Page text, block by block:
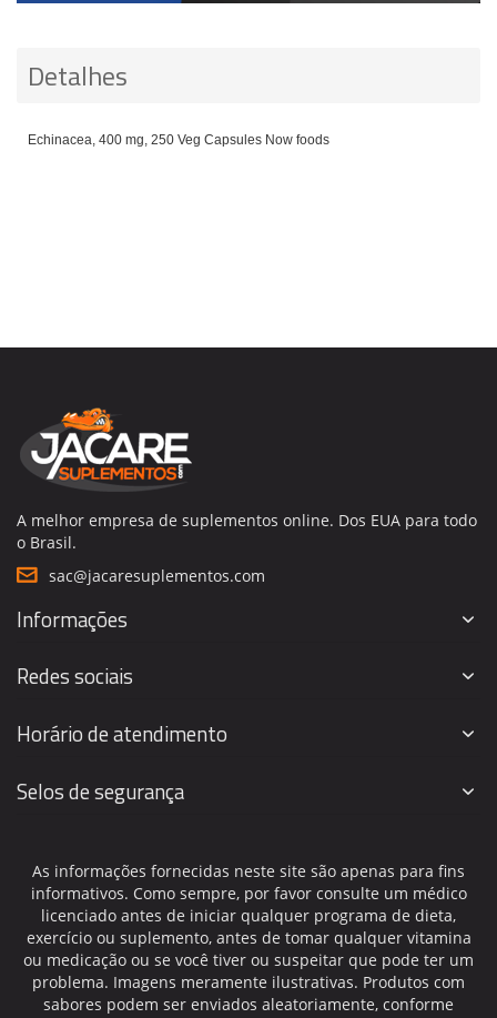
Detalhes
Echinacea, 400 mg, 250 Veg Capsules Now foods
A melhor empresa de suplementos online. Dos EUA para todo
o Brasil.
sac@jacaresuplementos.com
Informações
Redes sociais
Horário de atendimento
Selos de segurança
As informações fornecidas neste site são apenas para fins
informativos. Como sempre, por favor consulte um médico
licenciado antes de iniciar qualquer programa de dieta,
exercício ou suplemento, antes de tomar qualquer vitamina
ou medicação ou se você tiver ou suspeitar que pode ter um
problema. Imagens meramente ilustrativas. Produtos com
sabores podem ser enviados aleatoriamente, conforme